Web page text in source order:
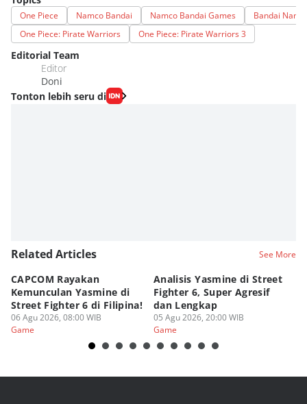
One Piece Namco Bandai Namco Bandai Games
Bandai
One Piece: Pirate Warriors
One Piece: Pirate Warriors 3
Editorial Team
Editor
Doni
Tonton lebih seru di
Related Articles See More
CAPCOM Rayakan
Kemunculan Yasmine di
Street Fighter 6 di Filipina!
06 Agu 2026, 08:00 WIB
Game
Analisis Yasmine di Street
Fighter 6, Super Agresif
dan Lengkap
05 Agu 2026, 20:00 WIB
Game